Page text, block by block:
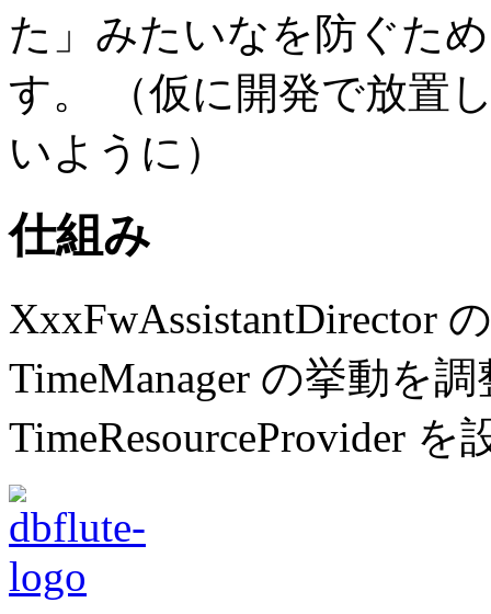
た」みたいなを防ぐた
す。 （仮に開発で放置
いように）
仕組み
XxxFwAssistantDirector
TimeManager の挙動を
TimeResourceProvider